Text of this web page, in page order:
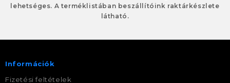
lehetséges. A terméklistában beszállítóink raktárkészlete
látható.
Információk
Fizetési feltételek